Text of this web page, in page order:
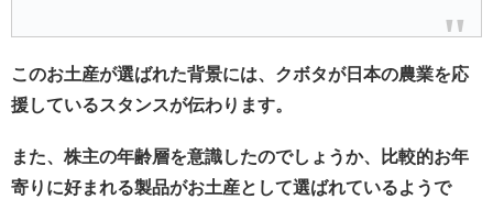
このお土産が選ばれた背景には、クボタが日本の農業を応
援しているスタンスが伝わります。
また、株主の年齢層を意識したのでしょうか、比較的お年
寄りに好まれる製品がお土産として選ばれているようで